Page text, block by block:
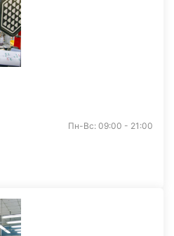
Пн-Вс: 09:00 - 21:00